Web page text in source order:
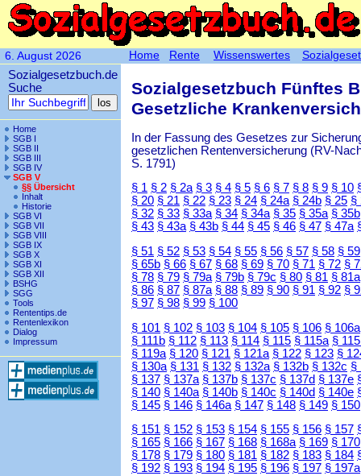
6. August 2026
Sozialgesetzbuch.de
Suche
Home
SGB I
SGB II
SGB III
SGB IV
SGB V
§§ Übersicht
Inhalt
Historie
SGB VI
SGB VII
SGB VIII
SGB IX
SGB X
SGB XI
SGB XII
BSHG
SGG
Tools
Rententips.de
Rentenlexikon
Dialog
Impressum
Sozialgesetzbuch Fünftes
Gesetzliche
In der Fassung des Gesetzes zur
gesetzlichen Rentenversicherung (RV-
S. 1791)
§ 1 § 2 § 2a § 3 § 4 § 5 § 6 § 7 § 8 § 9 § 10
§ 20 § 21 § 22 § 23 § 24 § 24a § 24b § 25 §
§ 32 § 33 § 33a § 34 § 34a § 35 § 35a § 35b
§ 43 § 43a § 43b § 44 § 45 § 46 § 47 § 47a
§ 51 § 52 § 53 § 54 § 55 § 56 § 57 § 58 § 59
§ 65b § 66 § 67 § 68 § 69 § 70 § 71 § 72 §
§ 78 § 79 § 79a § 79b § 79c § 80 § 81 § 81a
§ 86 § 87 § 87a § 88 § 89 § 90 § 91 § 92 §
§ 97 § 98 § 99 § 100
§ 101 § 102 § 103 § 104 § 105 § 106 § 106a
§ 111b § 112 § 113 § 114 § 115 § 115a §
§ 119a § 120 § 121 § 121a § 122 § 123 §
§ 130a § 131 § 132 § 132a § 132b § 132c §
§ 137 § 137a § 137b § 137c § 137d § 137e
§ 140 § 140a § 140b § 140c § 140d § 140e
§ 145 § 146 § 146a § 147 § 148 § 149 § 150
§ 151 § 152 § 153 § 154 § 155 § 156 § 157
§ 165 § 166 § 167 § 168 § 168a § 169 § 170
§ 178 § 179 § 180 § 181 § 182 § 183 § 184
§ 192 § 193 § 194 § 195 § 196 § 197 § 197a
Home Rente Wissenswertes